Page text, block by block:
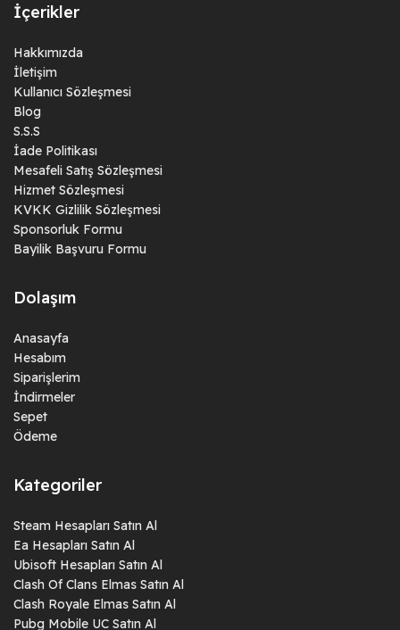
İçerikler
Hakkımızda
İletişim
Kullanıcı Sözleşmesi
Blog
S.S.S
İade Politikası
Mesafeli Satış Sözleşmesi
Hizmet Sözleşmesi
KVKK Gizlilik Sözleşmesi
Sponsorluk Formu
Bayilik Başvuru Formu
Dolaşım
Anasayfa
Hesabım
Siparişlerim
İndirmeler
Sepet
Ödeme
Kategoriler
Steam Hesapları Satın Al
Ea Hesapları Satın Al
Ubisoft Hesapları Satın Al
Clash Of Clans Elmas Satın Al
Clash Royale Elmas Satın Al
Pubg Mobile UC Satın Al